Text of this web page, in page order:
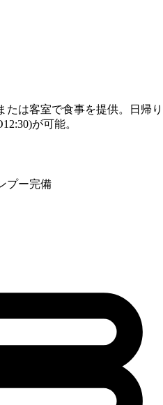
たは客室で食事を提供。日帰り
が可能。
プー完備